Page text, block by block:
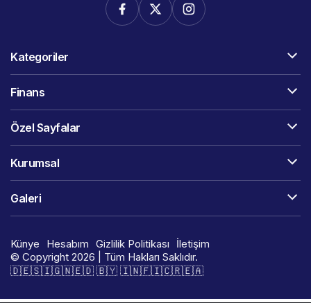
Kategoriler
Finans
Özel Sayfalar
Kurumsal
Galeri
Künye Hesabım Gizlilik Politikası
İletişim
© Copyright 2026 | Tüm Hakları Saklıdır.
🇩​​​​​🇪​​​​​🇸​​​​​🇮​​​​​🇬​​​​​🇳​​​​​🇪​​​​​🇩​​​​​ 🇧​​​​​🇾​​​​​ 🇮​​​​​🇳​​​​​🇫​​​​​🇮​​​​​🇨​​​​​🇷​​​​​🇪​​​​​🇦​​​​​​​​​​